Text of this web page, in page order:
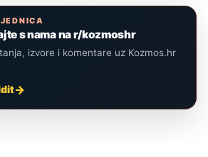
s nama na r/kozmoshr
izvore i komentare uz Kozmos.hr